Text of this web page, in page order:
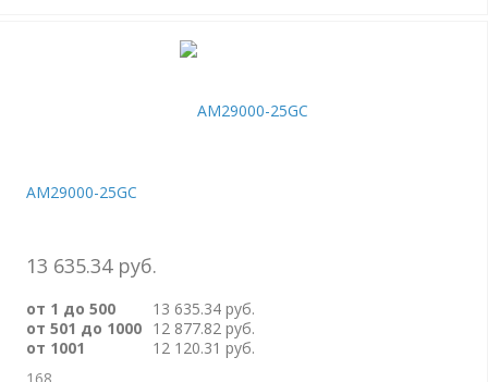
AM29000-25GC
13 635.34 руб.
от 1 до 500
13 635.34 руб.
от 501 до 1000 12 877.82 руб.
от 1001
12 120.31 руб.